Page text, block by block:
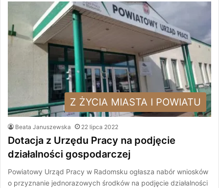
Z ŻYCIA MIASTA I POWIATU
Beata Januszewska 22 lipca 2022
Dotacja z Urzędu Pracy na podjęcie
działalności gospodarczej
Powiatowy Urząd Pracy w Radomsku ogłasza nabór wniosków
o przyznanie jednorazowych środków na podjęcie działalności